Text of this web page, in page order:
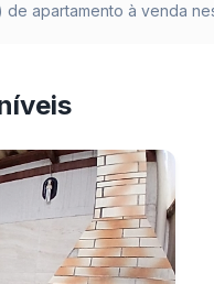
apartamento à venda